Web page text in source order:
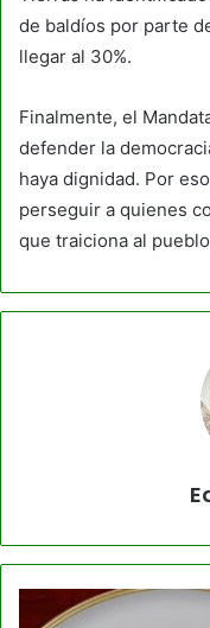
de baldíos por parte
llegar al 30%.
Finalmente, el
defender la
haya dignidad. Por
perseguir a quienes
que traiciona al